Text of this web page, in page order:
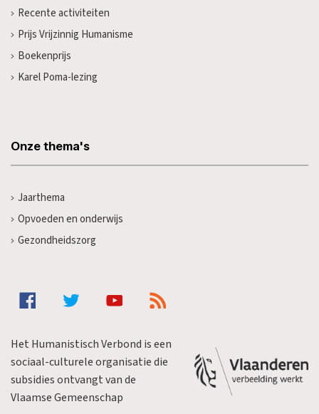
Recente activiteiten
Prijs Vrijzinnig Humanisme
Boekenprijs
Karel Poma-lezing
Onze thema's
Jaarthema
Opvoeden en onderwijs
Gezondheidszorg
Het Humanistisch Verbond is een
sociaal-culturele organisatie die
subsidies ontvangt van de
Vlaamse Gemeenschap